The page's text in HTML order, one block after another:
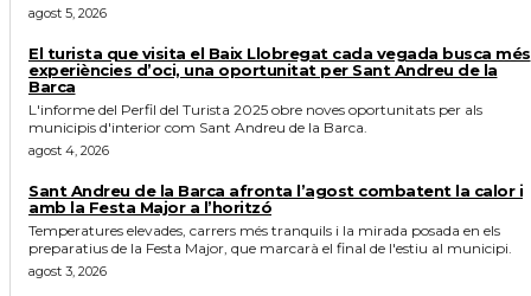
agost 5, 2026
El turista que visita el Baix Llobregat cada vegada busca més
experiències d’oci, una oportunitat per Sant Andreu de la
Barca
L'informe del Perfil del Turista 2025 obre noves oportunitats per als
municipis d'interior com Sant Andreu de la Barca.
agost 4, 2026
Sant Andreu de la Barca afronta l’agost combatent la calor i
amb la Festa Major a l’horitzó
Temperatures elevades, carrers més tranquils i la mirada posada en els
preparatius de la Festa Major, que marcarà el final de l'estiu al municipi.
agost 3, 2026